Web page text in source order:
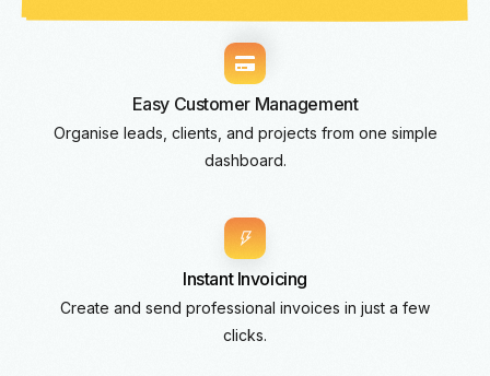
Easy Customer Management
Organise leads, clients, and projects from one simple
dashboard.
Instant Invoicing
Create and send professional invoices in just a few
clicks.